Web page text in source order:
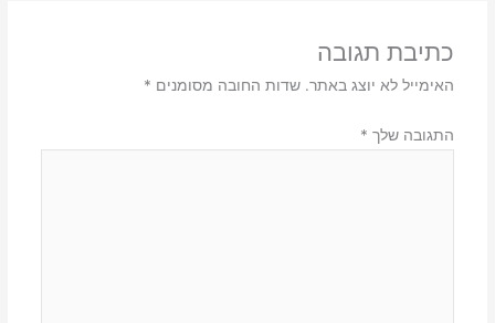
כתיבת תגובה
האימייל לא יוצג באתר. שדות החובה מסומנים *
התגובה שלך *